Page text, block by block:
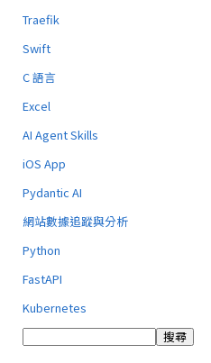
Traefik
Swift
C 語言
Excel
AI Agent Skills
iOS App
Pydantic AI
網站數據追蹤與分析
Python
FastAPI
Kubernetes